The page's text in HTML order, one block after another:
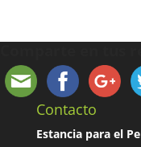
Contacto
Estancia para el